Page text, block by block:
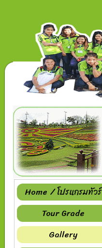
Home / โปรแกรมทัวร์
Tour Grade
Gallery